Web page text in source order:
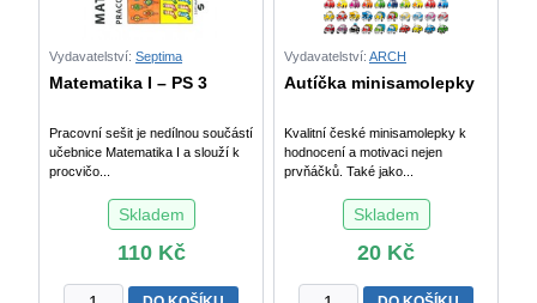
Vydavatelství: Septima
Matematika I – PS 3
Pracovní sešit je nedílnou součástí
učebnice Matematika I a slouží k
procvičo...
Skladem
110 Kč
Matematika
Vydavatelství: ARCH
Autíčka minisamolepky
Kvalitní české minisamolepky k
hodnocení a motivaci nejen
prvňáčků. Také jako...
Skladem
20 Kč
Autíčka